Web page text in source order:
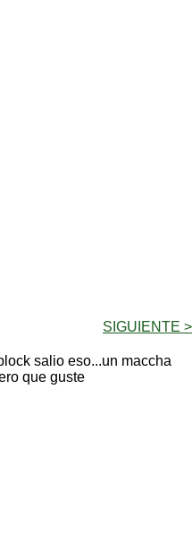
SIGUIENTE >
salio eso...un maccha
que guste